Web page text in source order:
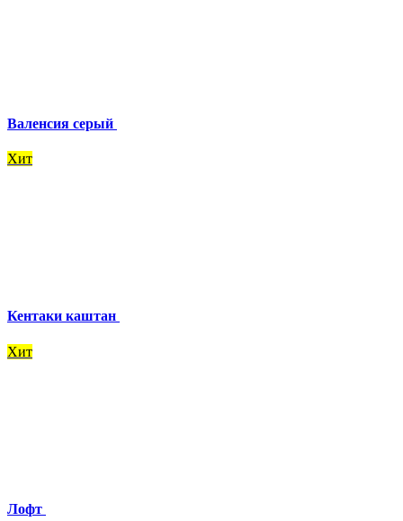
Валенсия серый
Хит
Кентаки каштан
Хит
Лофт